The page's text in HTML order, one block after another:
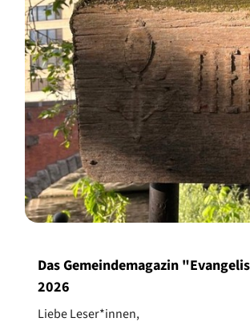
Das Gemeindemagazin
2026
Liebe Leser*innen,